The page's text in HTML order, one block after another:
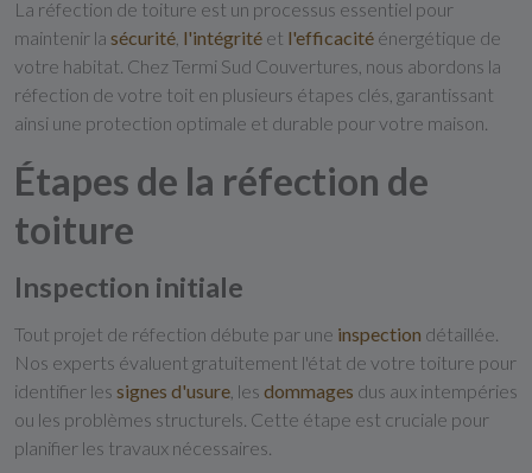
La réfection de toiture est un processus essentiel pour
maintenir la sécurité l'intégrité et l'efficacité énergétique de
votre habitat. Chez Termi Sud Couvertures, nous abordons la
réfection de votre toit en plusieurs étapes clés, garantissant
ainsi une protection optimale et durable pour votre maison.
Étapes de la réfection de
toiture
Inspection initiale
Tout projet de réfection débute par une inspection détaillée.
Nos experts évaluent gratuitement l'état de votre toiture pour
identifier les signes d'usure , les dommages dus aux intempéries
ou les problèmes structurels. Cette étape est cruciale pour
planifier les travaux nécessaires.